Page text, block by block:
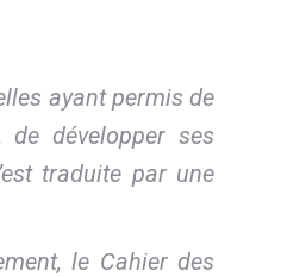
ayant permis de
de développer ses
traduite par une
le Cahier des